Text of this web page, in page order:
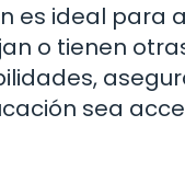
es ideal para
o tienen
sea